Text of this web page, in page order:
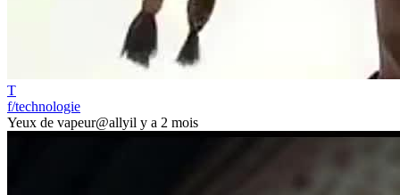
T
f/technologie
Yeux de vapeur@allyil y a 2 mois